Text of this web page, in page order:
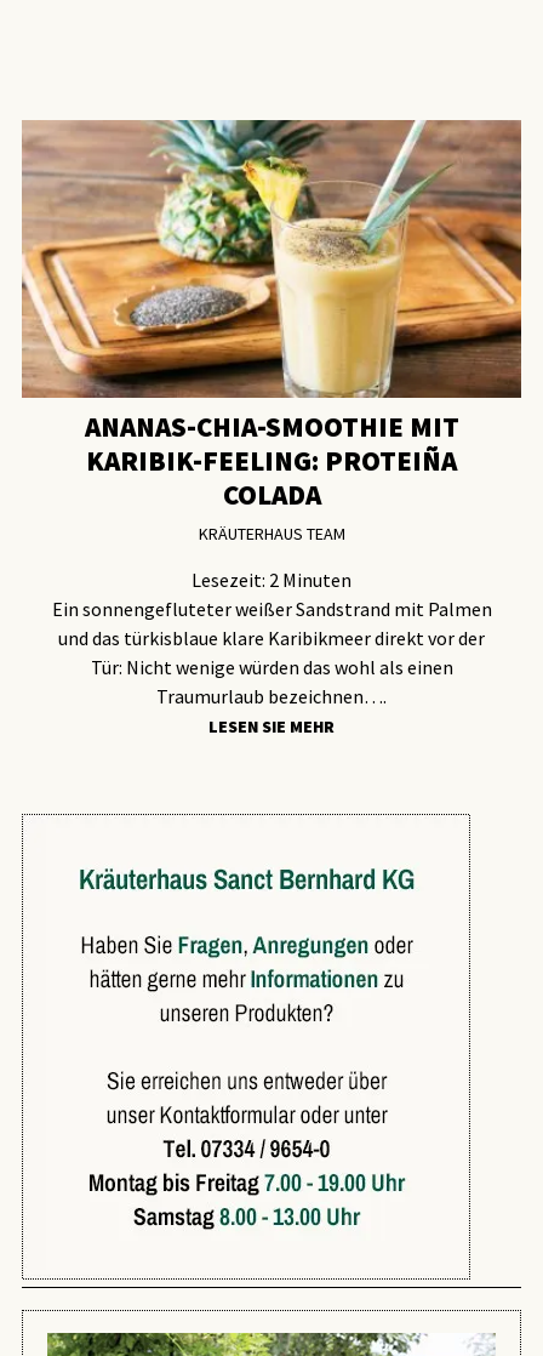
ANANAS-CHIA-SMOOTHIE MIT
KARIBIK-FEELING: PROTEIÑA
COLADA
KRÄUTERHAUS TEAM
Lesezeit: 2 Minuten
Ein sonnengefluteter weißer Sandstrand mit Palmen
und das türkisblaue klare Karibikmeer direkt vor der
Tür: Nicht wenige würden das wohl als einen
Traumurlaub bezeichnen….
LESEN SIE MEHR